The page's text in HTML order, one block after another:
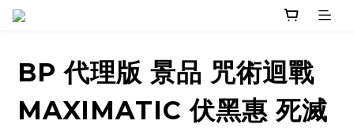
BP 代理版 景品 咒術迴戰
MAXIMATIC 伏黑惠 死滅